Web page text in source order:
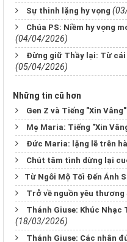
Sự thinh lặng hy vọng
Chúa PS: Niềm hy vọng
(04/04/2026)
Đừng giữ Thầy lại: Từ cái
(05/04/2026)
Những tin cũ hơn
Gen Z và Tiếng "Xin Vâng"
Mẹ Maria: Tiếng "Xin
Đức Maria: lặng lẽ trên
Chút tâm tình dừng lại
​​​​​​​Từ Ngôi Mộ Tối Đến Ánh
Trở về nguồn yêu thương
Thánh Giuse: Khúc Nhạc
(18/03/2026)
Thánh Giuse: Các nhân